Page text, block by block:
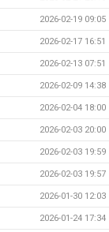
2026-02-19 09:05
2026-02-17 16:51
2026-02-13 07:51
2026-02-09 14:38
2026-02-04 18:00
2026-02-03 20:00
2026-02-03 19:59
2026-02-03 19:57
2026-01-30 12:03
2026-01-24 17:34